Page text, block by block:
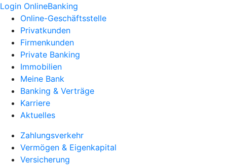
Login OnlineBanking
Online-Geschäftsstelle
Privatkunden
Firmenkunden
Private Banking
Immobilien
Meine Bank
Banking & Verträge
Karriere
Aktuelles
Zahlungsverkehr
Vermögen & Eigenkapital
Versicherung